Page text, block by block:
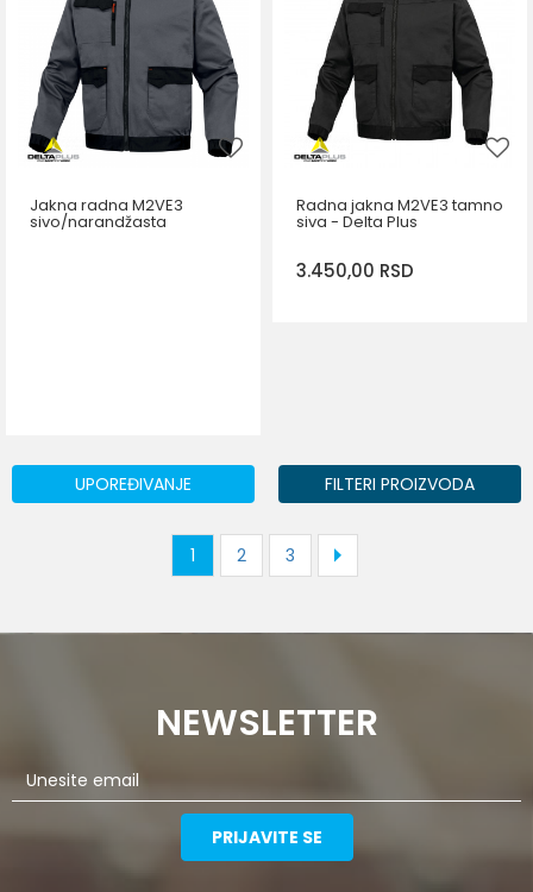
2XL
Jakna radna M2VE3
sivo/narandžasta
Radna jakna M2VE3 tamno
siva - Delta Plus
3.450,00 RSD
UPOREĐIVANJE FILTERI PROIZVODA
1 2 3
NEWSLETTER
PRIJAVITE SE